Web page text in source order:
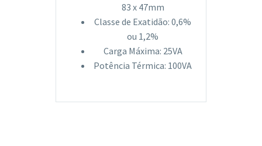
83 x 47mm
Classe de Exatidão: 0,6%
ou 1,2%
Carga Máxima: 25VA
Potência Térmica: 100VA